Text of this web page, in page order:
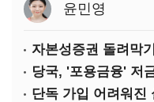
윤민영